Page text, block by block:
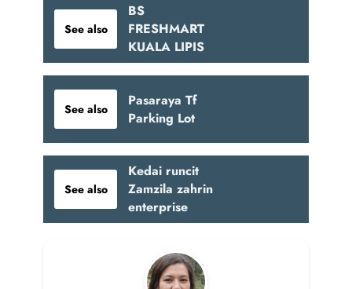
See also
BS
FRESHMART
KUALA LIPIS
See also
Pasaraya Tf
Parking Lot
See also
Kedai runcit
Zamzila zahrin
enterprise